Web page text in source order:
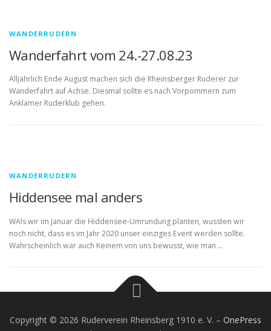
WANDERRUDERN
Wanderfahrt vom 24.-27.08.23
Alljährlich Ende August machen sich die Rheinsberger Ruderer zur
Wanderfahrt auf Achse. Diesmal sollte es nach Vorpommern zum
Anklamer Ruderklub gehen.
WANDERRUDERN
Hiddensee mal anders
WAls wir im Januar die Hiddensee-Umrundung planten, wussten wir
noch nicht, dass es im Jahr 2020 unser einziges Event werden sollte.
Wahrscheinlich war auch Keinem von uns bewusst, wie man …
Copyright © 2026 Ruderverein Rheinsberg 1910 e. V. – OnePress